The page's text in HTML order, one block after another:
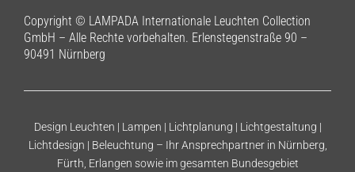
Copyright © LAMPADA Internationale Leuchten Collection
GmbH – Alle Rechte vorbehalten. Erlenstegenstraße 90 –
90491 Nürnberg
Design Leuchten | Lampen | Lichtplanung | Lichtgestaltung |
Lichtdesign | Beleuchtung – Ihr Ansprechpartner in Nürnberg,
Fürth, Erlangen sowie im gesamten Bundesgebiet